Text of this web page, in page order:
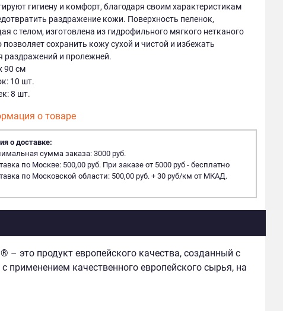
гигиену и комфорт, благодаря своим характеристикам
раздражение кожи. Поверхность пеленок,
с телом, изготовлена из гидрофильного мягкого нетканого
позволяет сохранить кожу сухой и чистой и избежать
раздражений и пролежней.
90 cм
10 шт.
8 шт.
о товаре
о доставке:
сумма заказа: 3000 руб.
по Москве: 500,00 руб. При заказе от 5000 руб - бесплатно
по Московской области: 500,00 руб. + 30 руб/км от МКАД.
это продукт европейского качества, созданный с
качественного европейского сырья, на